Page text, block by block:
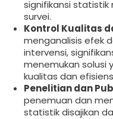
signifikansi statistik
survei.
Kontrol Kualitas
menganalisis efek
intervensi,
menemukan solusi
kualitas dan
Penelitian dan
penemuan dan
statistik disajikan